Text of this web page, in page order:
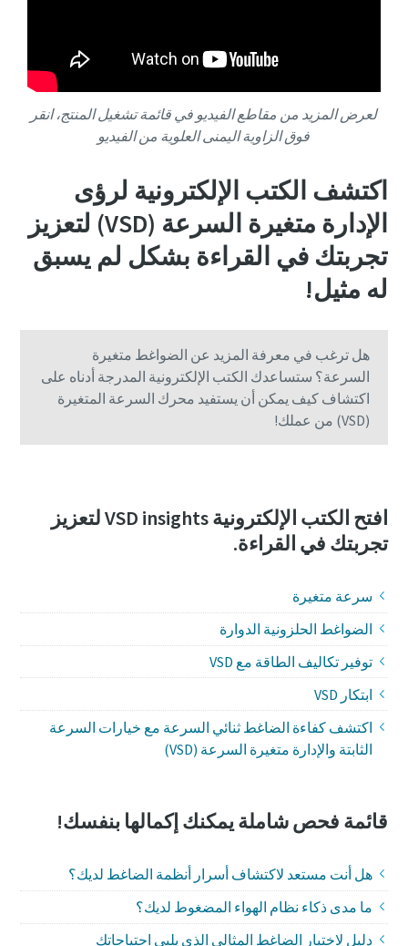
لعرض المزيد من مقاطع الفيديو في قائمة تشغيل المنتج، انقر
فوق الزاوية اليمنى العلوية من الفيديو
اكتشف الكتب الإلكترونية لرؤى
الإدارة متغيرة السرعة (VSD) لتعزيز
تجربتك في القراءة بشكل لم يسبق
له مثيل!
هل ترغب في معرفة المزيد عن الضواغط متغيرة
السرعة؟ ستساعدك الكتب الإلكترونية المدرجة أدناه على
اكتشاف كيف يمكن أن يستفيد محرك السرعة المتغيرة
(VSD) من عملك!
افتح الكتب الإلكترونية VSD insights لتعزيز
تجربتك في القراءة.
سرعة متغيرة
الضواغط الحلزونية الدوارة
توفير تكاليف الطاقة مع VSD
ابتكار VSD
اكتشف كفاءة الضاغط ثنائي السرعة مع خيارات السرعة
الثابتة والإدارة متغيرة السرعة (VSD)
قائمة فحص شاملة يمكنك إكمالها بنفسك!
هل أنت مستعد لاكتشاف أسرار أنظمة الضاغط لديك؟
ما مدى ذكاء نظام الهواء المضغوط لديك؟
دليل لاختيار الضاغط المثالي الذي يلبي احتياجاتك